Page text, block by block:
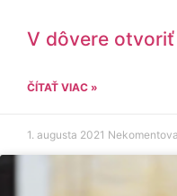
V dôvere
ČÍTAŤ VIAC »
1. augusta 2021